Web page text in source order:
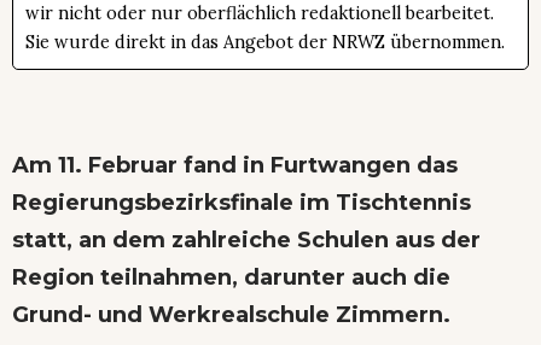
wir nicht oder nur oberflächlich redaktionell bearbeitet.
Sie wurde direkt in das Angebot der NRWZ übernommen.
Am 11. Februar fand in Furtwangen das
Regierungsbezirksfinale im Tischtennis
statt, an dem zahlreiche Schulen aus der
Region teilnahmen, darunter auch die
Grund- und Werkrealschule Zimmern.